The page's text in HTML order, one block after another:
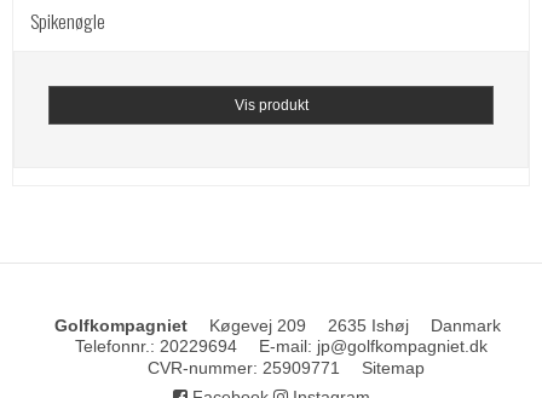
Spikenøgle
Vis produkt
Golfkompagniet Køgevej 209 2635 Ishøj
Danmark
Telefonnr.: 20229694 E-mail: jp@golfkompagniet.dk
CVR-nummer: 25909771
Sitemap